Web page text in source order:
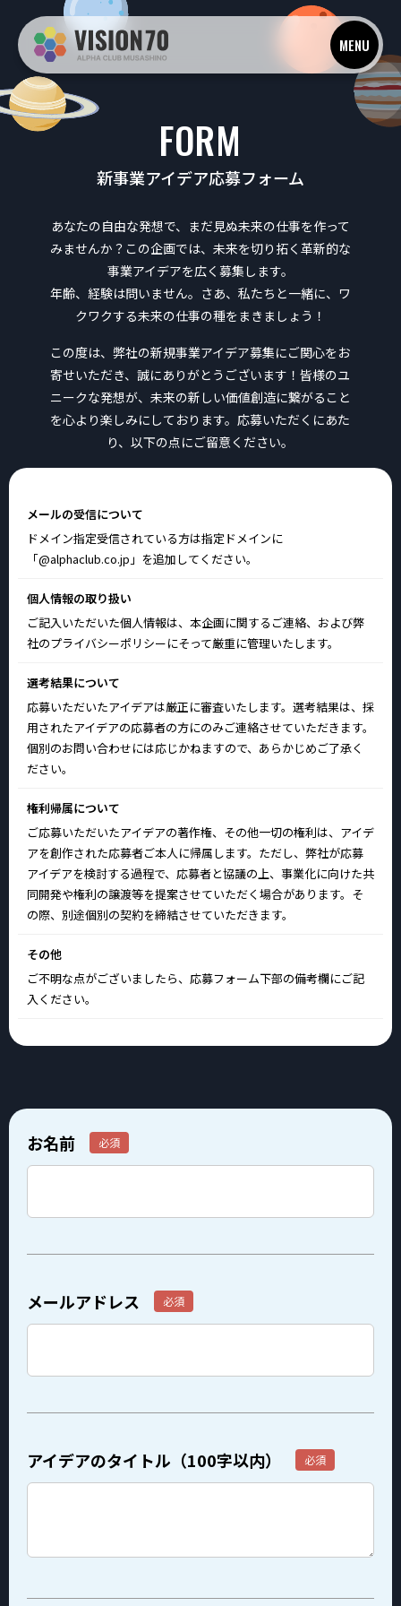
MENU
FORM
新事業アイデア応募フォーム
あなたの自由な発想で、まだ見ぬ未来の仕事を作って
みませんか？この企画では、未来を切り拓く革新的な
事業アイデアを広く募集します。
年齢、経験は問いません。さあ、私たちと一緒に、ワ
クワクする未来の仕事の種をまきましょう！
この度は、弊社の新規事業アイデア募集にご関心をお
寄せいただき、誠にありがとうございます！皆様のユ
ニークな発想が、未来の新しい価値創造に繋がること
を心より楽しみにしております。応募いただくにあた
り、以下の点にご留意ください。
メールの受信について
ドメイン指定受信されている方は指定ドメインに
「@alphaclub.co.jp」 を追加してください。
個人情報の取り扱い
ご記入いただいた個人情報は、本企画に関するご連絡、および弊
社のプライバシーポリシーにそって厳重に管理いたします。
選考結果について
応募いただいたアイデアは厳正に審査いたします。選考結果は、採
用されたアイデアの応募者の方にのみご連絡させていただきます。
個別のお問い合わせには応じかねますので、あらかじめご了承く
ださい。
権利帰属について
ご応募いただいたアイデアの著作権、その他一切の権利は、アイデ
アを創作された応募者ご本人に帰属します。ただし、弊社が応募
アイデアを検討する過程で、応募者と協議の上、事業化に向けた共
同開発や権利の譲渡等を提案させていただく場合があります。そ
の際、別途個別の契約を締結させていただきます。
その他
ご不明な点がございましたら、応募フォーム下部の備考欄にご記
入ください。
お名前
メールアドレス
アイデアのタイトル（100字以内）